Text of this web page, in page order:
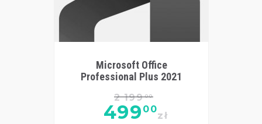
Microsoft Office
Professional Plus 2021
2 19900
499 00
zł